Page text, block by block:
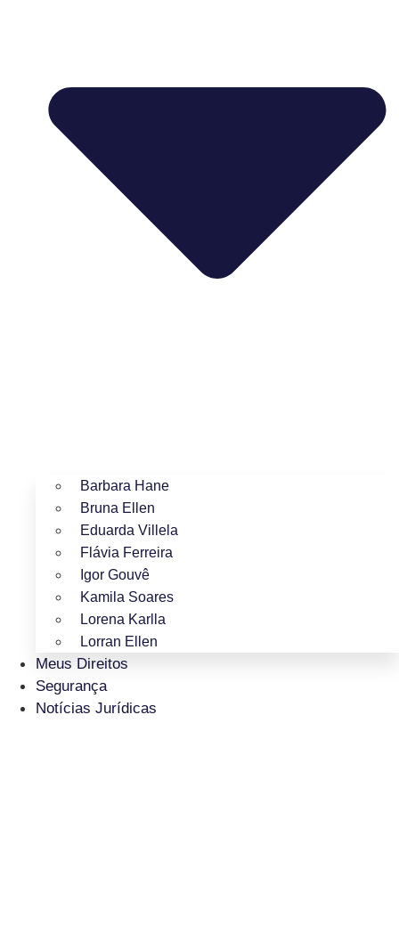
Barbara Hane
Bruna Ellen
Eduarda Villela
Flávia Ferreira
Igor Gouvê
Kamila Soares
Lorena Karlla
Lorran Ellen
Meus Direitos
Segurança
Notícias Jurídicas